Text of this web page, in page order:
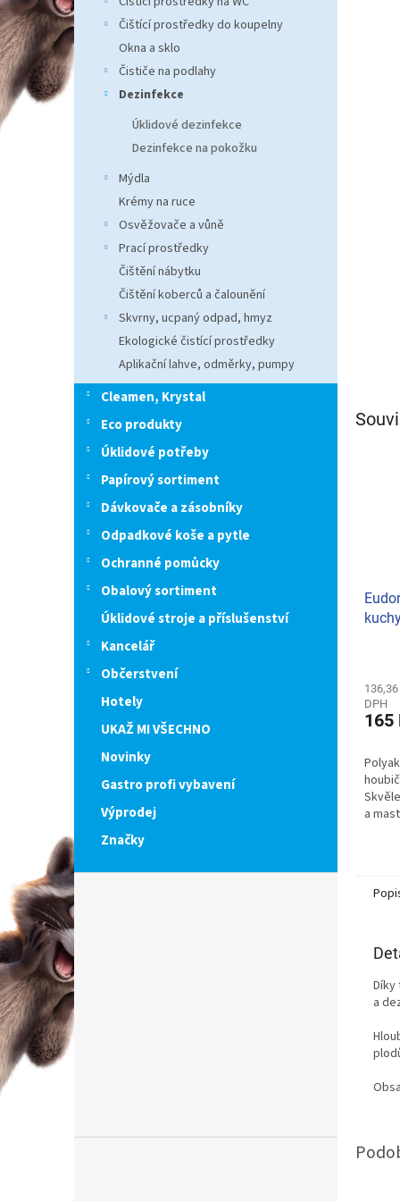
n
e
l
Čištící prostředky do koupelny
Okna a sklo
Čističe na podlahy
Dezinfekce
Úklidové dezinfekce
Dezinfekce na pokožku
Mýdla
Krémy na ruce
Osvěžovače a vůně
Prací prostředky
Čištění nábytku
Čištění koberců a čalounění
Skvrny, ucpaný odpad, hmyz
Ekologické čistící prostředky
Aplikační lahve, odměrky, pumpy
Cleamen, Krystal
Eco produkty
Úklidové potřeby
Papírový sortiment
Dávkovače a zásobníky
Odpadkové koše a pytle
Ochranné pomůcky
Obalový sortiment
Úklidové stroje a příslušenství
Kancelář
Občerstvení
Hotely
UKAŽ MI VŠECHNO
Novinky
Gastro profi vybavení
Výprodej
Značky
DPH
165
a
Díky
a